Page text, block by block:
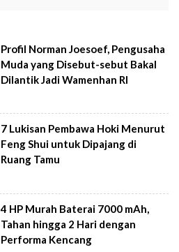
Profil Norman Joesoef, Pengusaha
Muda yang Disebut-sebut Bakal
Dilantik Jadi Wamenhan RI
7 Lukisan Pembawa Hoki Menurut
Feng Shui untuk Dipajang di
Ruang Tamu
4 HP Murah Baterai 7000 mAh,
Tahan hingga 2 Hari dengan
Performa Kencang